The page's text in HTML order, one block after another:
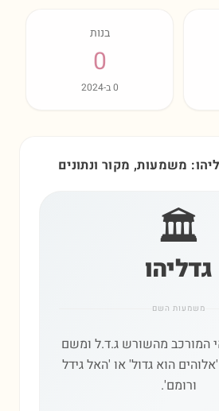
בנות
0
0ב-2024
משמעות, מקור ונתונים
🏛️
גדליהו
משמעות השם
המורכב מהשורש ג.ד.ל ומשם
הוא גדול' או 'האל גידל
ורומם'.